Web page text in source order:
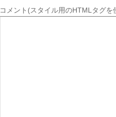
コメント(スタイル用のHTMLタグを